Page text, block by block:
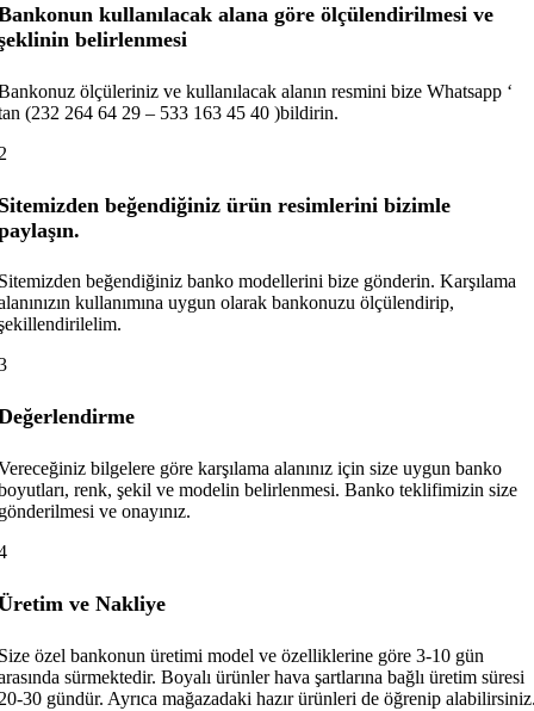
kullanılacak alana göre ölçülendirilmesi ve
belirlenmesi
ölçüleriniz ve kullanılacak alanın resmini bize Whatsapp ‘
(232 264 64 29 – 533 163 45 40 )bildirin.
beğendiğiniz ürün resimlerini bizimle
beğendiğiniz banko modellerini bize gönderin. Karşılama
kullanımına uygun olarak bankonuzu ölçülendirip,
bilgelere göre karşılama alanınız için size uygun banko
renk, şekil ve modelin belirlenmesi. Banko teklifimizin size
ve onayınız.
ve Nakliye
özel bankonun üretimi model ve özelliklerine göre 3-10 gün
sürmektedir. Boyalı ürünler hava şartlarına bağlı üretim süresi
30 gündür. Ayrıca mağazadaki hazır ürünleri de öğrenip